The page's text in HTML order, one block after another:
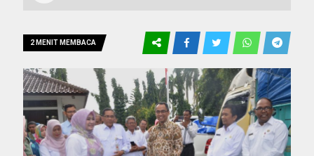
2 MENIT MEMBACA